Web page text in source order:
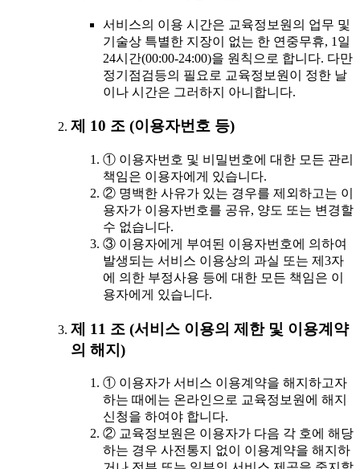
서비스의 이용 시간은 교육정보원의 업무 및
기술상 특별한 지장이 없는 한 연중무휴, 1일
24시간(00:00-24:00)을 원칙으로 합니다. 다만
정기점검등의 필요로 교육정보원이 정한 날
이나 시간은 그러하지 아니합니다.
제 10 조 (이용자번호 등)
① 이용자번호 및 비밀번호에 대한 모든 관리
책임은 이용자에게 있습니다.
② 명백한 사유가 있는 경우를 제외하고는 이
용자가 이용자번호를 공유, 양도 또는 변경할
수 없습니다.
③ 이용자에게 부여된 이용자번호에 의하여
발생되는 서비스 이용상의 과실 또는 제3자
에 의한 부정사용 등에 대한 모든 책임은 이
용자에게 있습니다.
제 11 조 (서비스 이용의 제한 및 이용계약
의 해지)
① 이용자가 서비스 이용계약을 해지하고자
하는 때에는 온라인으로 교육정보원에 해지
신청을 하여야 합니다.
② 교육정보원은 이용자가 다음 각 호에 해당
하는 경우 사전통지 없이 이용계약을 해지하